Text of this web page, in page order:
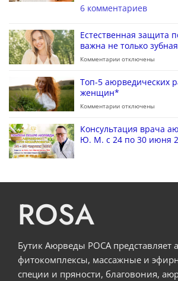
6 комментариев
Естественная защита
важна не только
Комментарии отключены
Топ-5 аюрведических
женщин*
Комментарии отключены
Консультация врача
Ю. М. с 24 по 30 июня
ROSA
Бутик Аюрведы РОСА представляет
фитокомплексы, массажные и
специи и пряности, благовония,